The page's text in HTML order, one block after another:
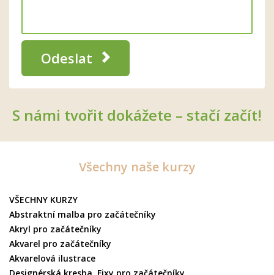
Odeslat
S námi tvořit dokážete – stačí začít!
Všechny naše kurzy
VŠECHNY KURZY
Abstraktní malba pro začátečníky
Akryl pro začátečníky
Akvarel pro začátečníky
Akvarelová ilustrace